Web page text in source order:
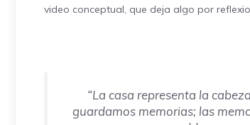
video conceptual, que deja algo por
“La casa representa la
guardamos memorias; las